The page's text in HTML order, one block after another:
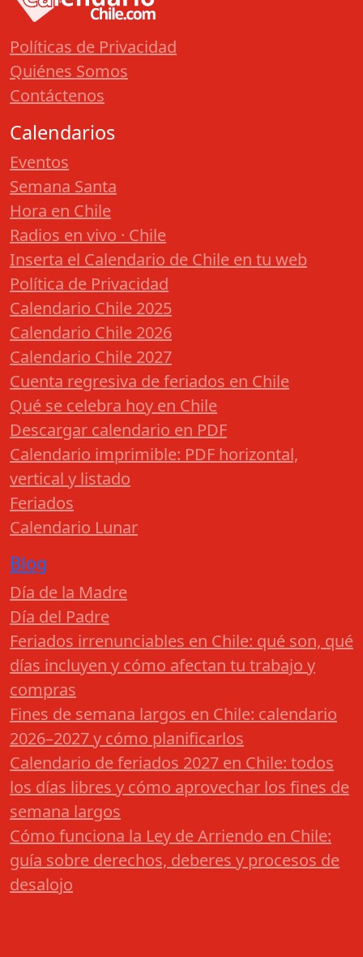
Políticas de Privacidad
Quiénes Somos
Contáctenos
Calendarios
Eventos
Semana Santa
Hora en Chile
Radios en vivo · Chile
Inserta el Calendario de Chile en tu web
Política de Privacidad
Calendario Chile 2025
Calendario Chile 2026
Calendario Chile 2027
Cuenta regresiva de feriados en Chile
Qué se celebra hoy en Chile
Descargar calendario en PDF
Calendario imprimible: PDF horizontal,
vertical y listado
Feriados
Calendario Lunar
Blog
Día de la Madre
Día del Padre
Feriados irrenunciables en Chile: qué son, qué
días incluyen y cómo afectan tu trabajo y
compras
Fines de semana largos en Chile: calendario
2026–2027 y cómo planificarlos
Calendario de feriados 2027 en Chile: todos
los días libres y cómo aprovechar los fines de
semana largos
Cómo funciona la Ley de Arriendo en Chile:
guía sobre derechos, deberes y procesos de
desalojo